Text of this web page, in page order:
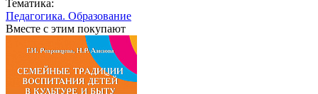
Тематика:
Педагогика. Образование
Вместе с этим покупают